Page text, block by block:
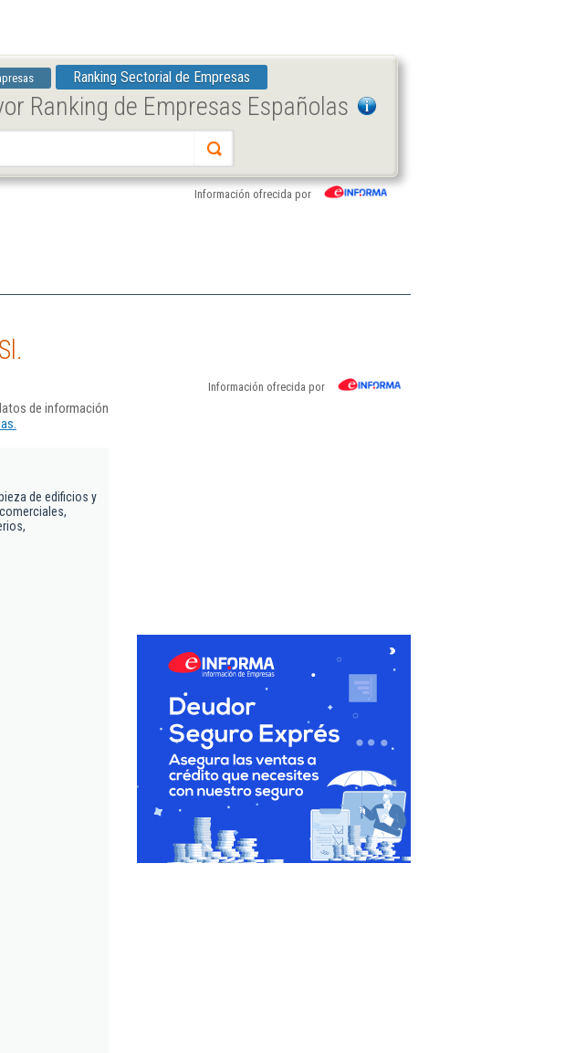
Ranking Sectorial de Empresas
Ranking de Empresas Españolas
Información ofrecida por
Información ofrecida por
de información
de edificios y